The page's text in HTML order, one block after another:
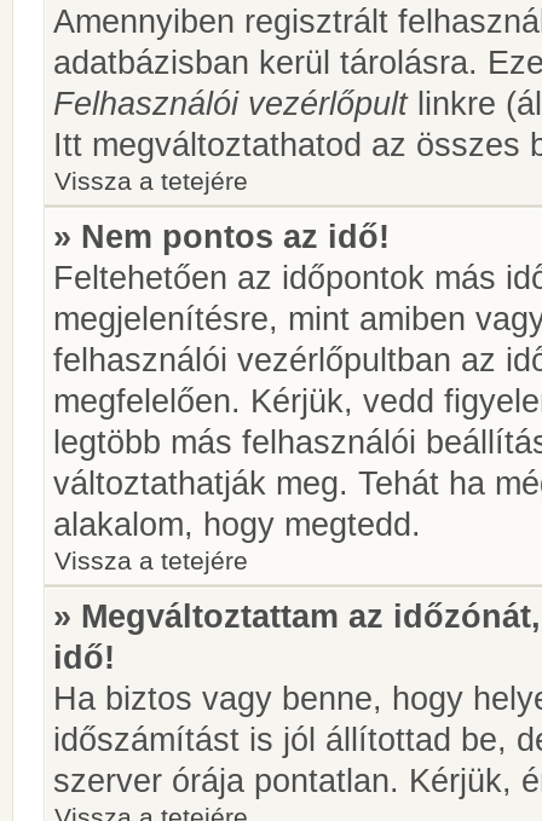
Amennyiben regisztrált
adatbázisban kerül tárolásra.
Felhasználói vezérlőpultlinkre
Itt megváltoztathatod az összes
Vissza a tetejére
» Nem pontos az idő!
Feltehetően az időpontok más
megjelenítésre, mint amiben
felhasználói vezérlőpultban az
megfelelően. Kérjük, vedd
legtöbb más felhasználói
változtathatják meg. Tehát ha
alakalom, hogy megtedd.
Vissza a tetejére
» Megváltoztattam az
idő!
Ha biztos vagy benne, hogy
időszámítást is jól állítottad be,
szerver órája pontatlan. Kérjük,